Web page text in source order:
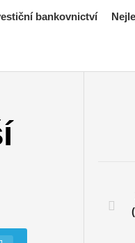
bankovnictví